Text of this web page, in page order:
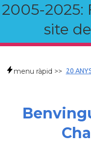
2005-2025:
site
menu ràpid >> 20